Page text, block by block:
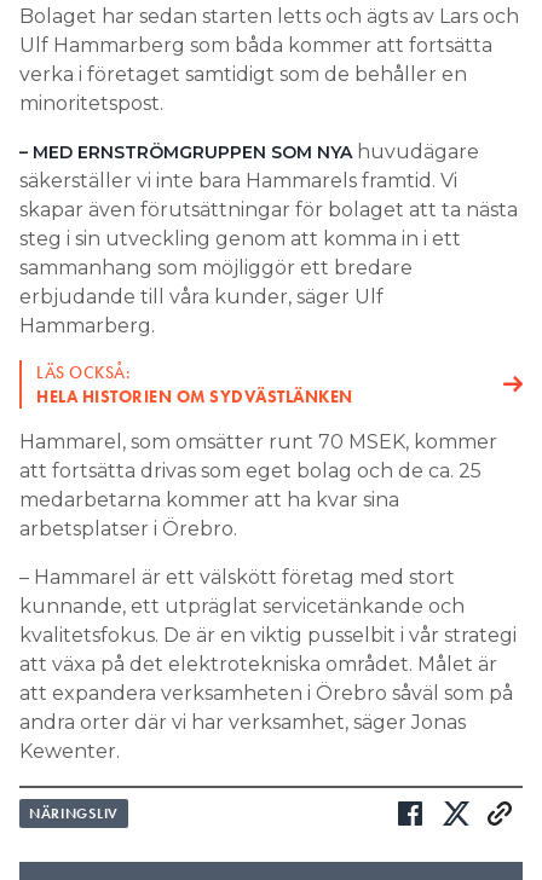
Bolaget har sedan starten letts och ägts av Lars och
Ulf Hammarberg som båda kommer att fortsätta
verka i företaget samtidigt som de behåller en
minoritetspost.
– MED ERNSTRÖMGRUPPEN SOM NYA huvudägare
säkerställer vi inte bara Hammarels framtid. Vi
skapar även förutsättningar för bolaget att ta nästa
steg i sin utveckling genom att komma in i ett
sammanhang som möjliggör ett bredare
erbjudande till våra kunder, säger Ulf
Hammarberg.
LÄS OCKSÅ:
HELA HISTORIEN OM SYDVÄSTLÄNKEN
Hammarel, som omsätter runt 70 MSEK, kommer
att fortsätta drivas som eget bolag och de ca. 25
medarbetarna kommer att ha kvar sina
arbetsplatser i Örebro.
– Hammarel är ett välskött företag med stort
kunnande, ett utpräglat servicetänkande och
kvalitetsfokus. De är en viktig pusselbit i vår strategi
att växa på det elektrotekniska området. Målet är
att expandera verksamheten i Örebro såväl som på
andra orter där vi har verksamhet, säger Jonas
Kewenter.
NÄRINGSLIV